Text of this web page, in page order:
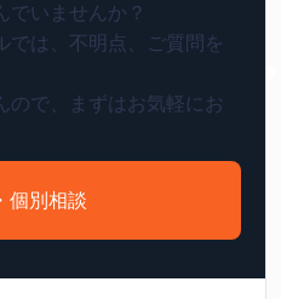
でいませんか？
では、不明点、ご質問を
ので、まずはお気軽にお
個別相談